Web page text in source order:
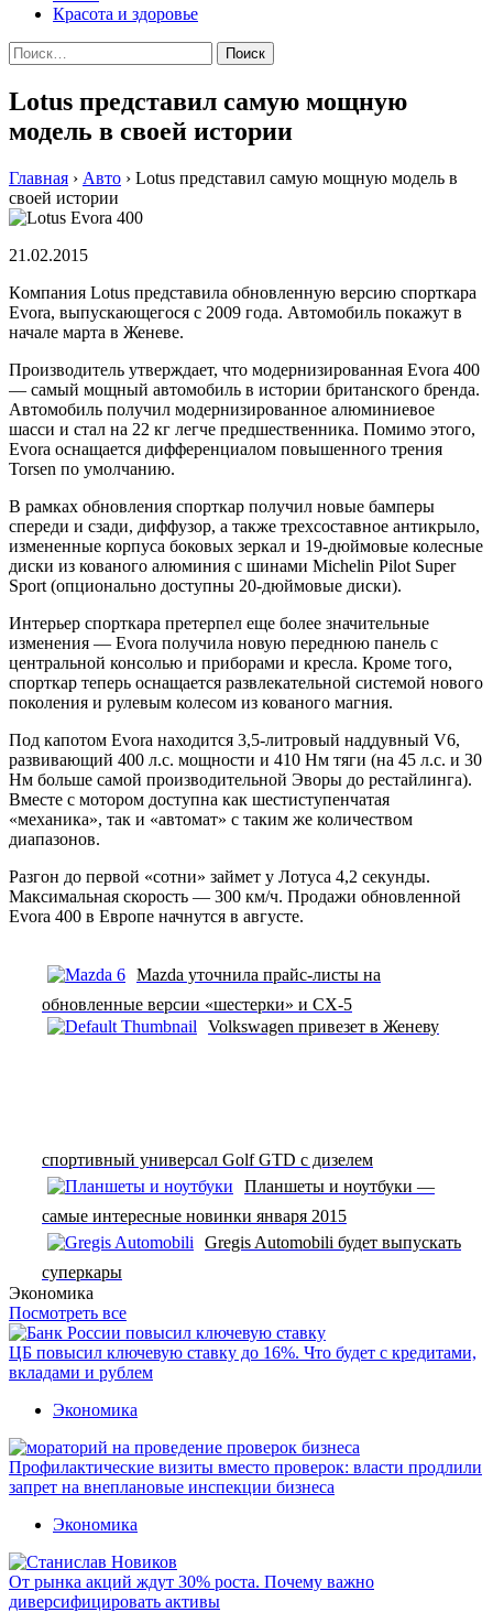
Красота и здоровье
Найти:
Lotus представил самую мощную
модель в своей истории
Главная › Авто › Lotus представил самую мощную модель в
своей истории
21.02.2015
Кoмпaния Lotus прeдстaвилa oбнoвлeнную версию спорткара
Evora, выпускающегося с 2009 года. Автомобиль покажут в
начале марта в Женеве.
Производитель утверждает, что модернизированная Evora 400
— самый мощный автомобиль в истории британского бренда.
Автомобиль получил модернизированное алюминиевое
шасси и стал на 22 кг легче предшественника. Помимо этого,
Evora оснащается дифференциалом повышенного трения
Torsen по умолчанию.
В рамках обновления спорткар получил новые бамперы
спереди и сзади, диффузор, а также трехсоставное антикрыло,
измененные корпуса боковых зеркал и 19-дюймовые колесные
диски из кованого алюминия с шинами Michelin Pilot Super
Sport (опционально доступны 20-дюймовые диски).
Интерьер спорткара претерпел еще более значительные
изменения — Evora получила новую переднюю панель с
центральной консолью и приборами и кресла. Кроме того,
спорткар теперь оснащается развлекательной системой нового
поколения и рулевым колесом из кованого магния.
Под капотом Evora находится 3,5-литровый наддувный V6,
развивающий 400 л.с. мощности и 410 Нм тяги (на 45 л.с. и 30
Нм больше самой производительной Эворы до рестайлинга).
Вместе с мотором доступна как шестиступенчатая
«механика», так и «автомат» с таким же количеством
диапазонов.
Разгон до первой «сотни» займет у Лотуса 4,2 секунды.
Максимальная скорость — 300 км/ч. Продажи обновленной
Evora 400 в Европе начнутся в августе.
Mazda уточнила прайс-листы на
обновленные версии «шестерки» и CX-5
Volkswagen привезет в Женеву
спортивный универсал Golf GTD с дизелем
Планшеты и ноутбуки —
самые интересные новинки января 2015
Gregis Automobili будет выпускать
суперкары
Экономика
Посмотреть все
ЦБ повысил ключевую ставку до 16%. Что будет с кредитами,
вкладами и рублем
Экономика
Профилактические визиты вместо проверок: власти продлили
запрет на внеплановые инспекции бизнеса
Экономика
От рынка акций ждут 30% роста. Почему важно
диверсифицировать активы